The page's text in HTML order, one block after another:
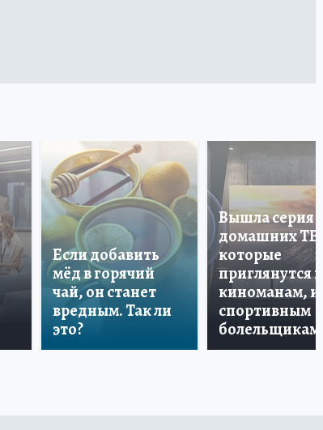
Если добавить
мёд в горячий
чай, он станет
вредным. Так ли
это?
Вышла серия
домашних ТВ,
которые
приглянутся и
киноманам, и
спортивным
болельщикам